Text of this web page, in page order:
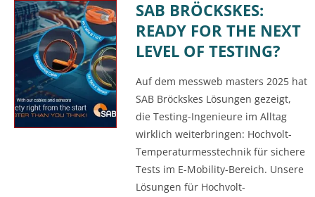
SAB BRÖCKSKES:
READY FOR THE NEXT
LEVEL OF TESTING?
Auf dem messweb masters 2025 hat
SAB Bröckskes Lösungen gezeigt,
die Testing-Ingenieure im Alltag
wirklich weiterbringen: Hochvolt-
Temperaturmesstechnik für sichere
Tests im E-Mobility-Bereich. Unsere
Lösungen für Hochvolt-